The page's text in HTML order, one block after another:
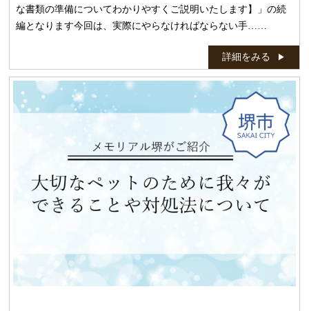
な書類の準備についてわかりやすくご説明いたします】」の続
編となります今回は、実際にやらなければならない手……
詳細をみる